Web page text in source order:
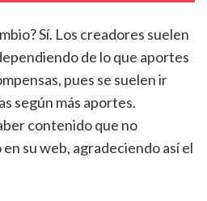
Sí. Los creadores suelen
de lo que aportes
pues se suelen ir
según más aportes.
contenido que no
su web, agradeciendo así el